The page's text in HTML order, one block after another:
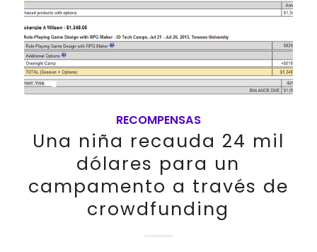
RECOMPENSAS
Una niña recauda 24 mil
dólares para un
campamento a través de
crowdfunding